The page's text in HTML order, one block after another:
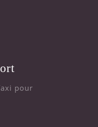
pour